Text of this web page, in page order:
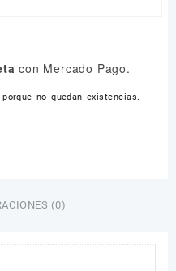
con Mercado Pago.
no quedan existencias.
(0)